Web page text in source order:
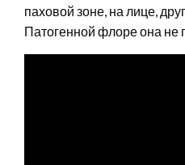
паховой зоне, на лице,
Патогенной флоре она не